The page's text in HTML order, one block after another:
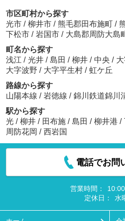
市区町村から探す
光市 / 柳井市 / 熊毛郡田布施町 /
下松市 / 岩国市 / 大島郡周防大島
町名から探す
浅江 / 光井 / 島田 / 柳井 / 中央 /
大字波野 / 大字平生村 / 虹ケ丘
路線から探す
山陽本線 / 岩徳線 / 錦川鉄道錦川
駅から探す
光 / 柳井 / 田布施 / 島田 / 柳井港 /
周防花岡 / 西岩国
電話でお問
営業時間：
定休日：
水